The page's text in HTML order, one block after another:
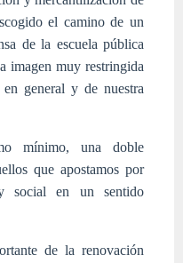
el camino de un
de la escuela pública
imagen muy restringida
general y de nuestra
mínimo, una doble
que apostamos por
social en un sentido
de la renovación